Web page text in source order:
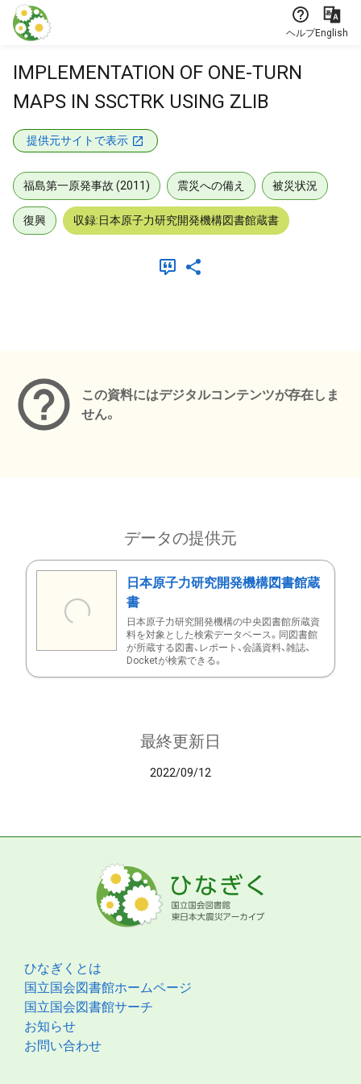
本文に飛ぶ
ヘルプEnglish
IMPLEMENTATION OF ONE-TURN
MAPS IN SSCTRK USING ZLIB
提供元サイトで表示
福島第一原発事故 (2011) 震災への備え 被災状況
復興 収録:日本原子力研究開発機構図書館蔵書
この資料にはデジタルコンテンツが存在しま
せん。
データの提供元
日本原子力研究開発機構図書館蔵
書
日本原子力研究開発機構の中央図書館所蔵資
料を対象とした検索データベース。同図書館
が所蔵する図書、レポート、会議資料、雑誌、
Docketが検索できる。
最終更新日
2022/09/12
ひなぎくとは
国立国会図書館ホームページ
国立国会図書館サーチ
お知らせ
お問い合わせ